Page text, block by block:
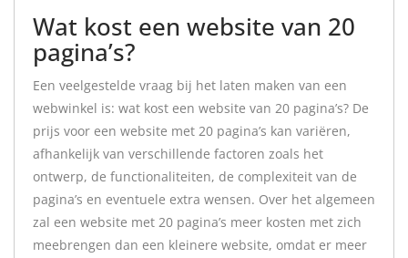
Wat kost een website van 20
pagina’s?
Een veelgestelde vraag bij het laten maken van een
webwinkel is: wat kost een website van 20 pagina’s? De
prijs voor een website met 20 pagina’s kan variëren,
afhankelijk van verschillende factoren zoals het
ontwerp, de functionaliteiten, de complexiteit van de
pagina’s en eventuele extra wensen. Over het algemeen
zal een website met 20 pagina’s meer kosten met zich
meebrengen dan een kleinere website, omdat er meer